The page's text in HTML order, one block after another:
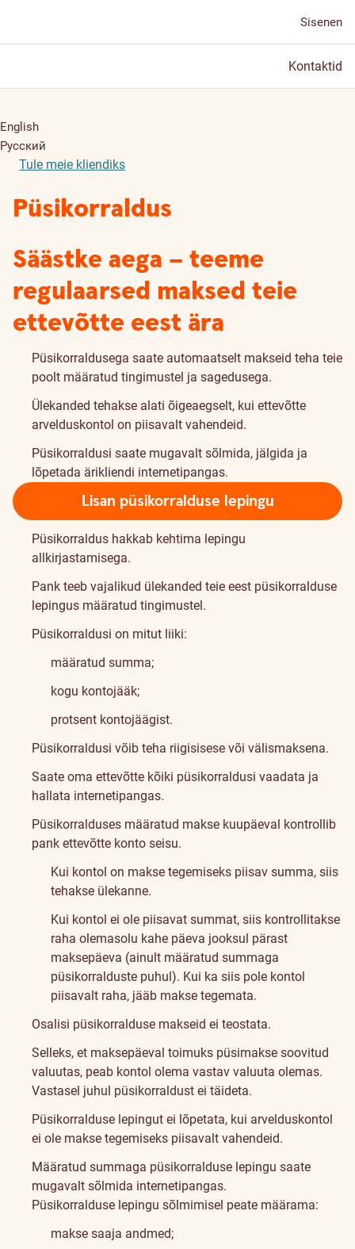
Sisenen
Kontaktid
English
Русский
Tule meie kliendiks
Püsikorraldus
Säästke aega – teeme
regulaarsed maksed teie
ettevõtte eest ära
Püsikorraldusega saate automaatselt makseid teha teie
poolt määratud tingimustel ja sagedusega.
Ülekanded tehakse alati õigeaegselt, kui ettevõtte
arvelduskontol on piisavalt vahendeid.
Püsikorraldusi saate mugavalt sõlmida, jälgida ja
lõpetada ärikliendi internetipangas.
Lisan püsikorralduse lepingu
Püsikorraldus hakkab kehtima lepingu
allkirjastamisega.
Pank teeb vajalikud ülekanded teie eest püsikorralduse
lepingus määratud tingimustel.
Püsikorraldusi on mitut liiki:
määratud summa;
kogu kontojääk;
protsent kontojäägist.
Püsikorraldusi võib teha riigisisese või välismaksena.
Saate oma ettevõtte kõiki püsikorraldusi vaadata ja
hallata internetipangas.
Püsikorralduses määratud makse kuupäeval kontrollib
pank ettevõtte konto seisu.
Kui kontol on makse tegemiseks piisav summa, siis
tehakse ülekanne.
Kui kontol ei ole piisavat summat, siis kontrollitakse
raha olemasolu kahe päeva jooksul pärast
maksepäeva (ainult määratud summaga
püsikorralduste puhul). Kui ka siis pole kontol
piisavalt raha, jääb makse tegemata.
Osalisi püsikorralduse makseid ei teostata.
Selleks, et maksepäeval toimuks püsimakse soovitud
valuutas, peab kontol olema vastav valuuta olemas.
Vastasel juhul püsikorraldust ei täideta.
Püsikorralduse lepingut ei lõpetata, kui arvelduskontol
ei ole makse tegemiseks piisavalt vahendeid.
Määratud summaga püsikorralduse lepingu saate
mugavalt sõlmida internetipangas.
Püsikorralduse lepingu sõlmimisel peate määrama:
makse saaja andmed;